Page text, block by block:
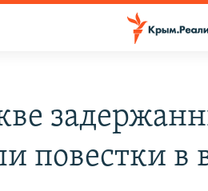
повестки в